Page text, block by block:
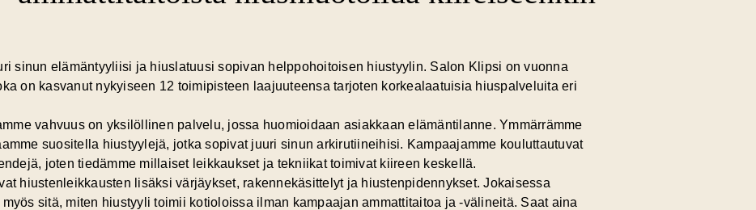
sinun elämäntyyliisi ja hiuslatuusi sopivan helppohoitoisen hiustyylin. Salon Klipsi on vuonna
on kasvanut nykyiseen 12 toimipisteen laajuuteensa tarjoten korkealaatuisia hiuspalveluita eri
vahvuus on yksilöllinen palvelu, jossa huomioidaan asiakkaan elämäntilanne. Ymmärrämme
suositella hiustyylejä, jotka sopivat juuri sinun arkirutiineihisi. Kampaajamme kouluttautuvat
joten tiedämme millaiset leikkaukset ja tekniikat toimivat kiireen keskellä.
hiustenleikkausten lisäksi värjäykset, rakennekäsittelyt ja hiustenpidennykset. Jokaisessa
sitä, miten hiustyyli toimii kotioloissa ilman kampaajan ammattitaitoa ja -välineitä. Saat aina